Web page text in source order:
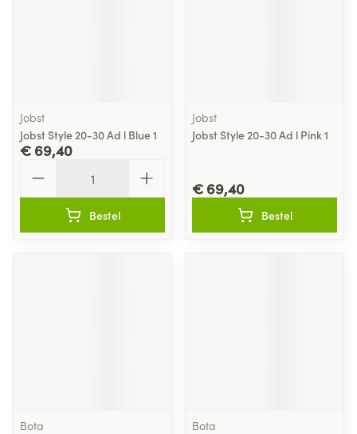
Jobst
Jobst Style 20-30 Ad l Blue 1
€ 69,40
Bestel
Jobst
Jobst Style 20-30 Ad l Pink 1
€ 69,40
Bestel
Bota
Bota